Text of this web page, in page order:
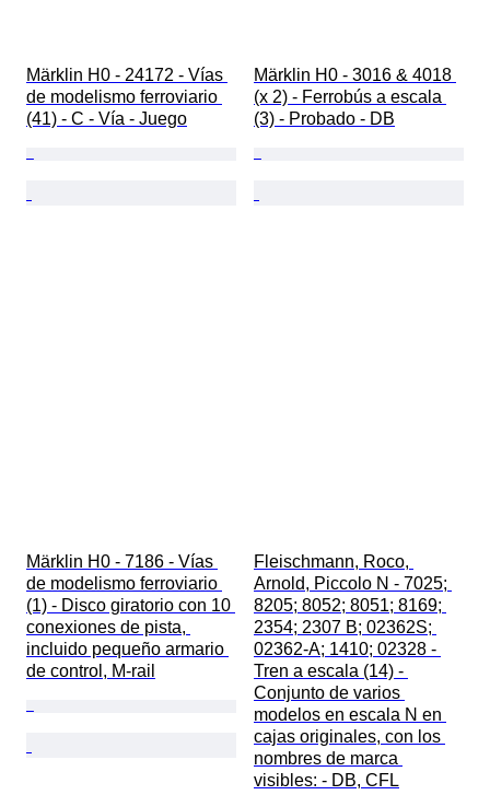
Märklin H0 - 24172 - Vías
de modelismo ferroviario
(41) - C - Vía - Juego
Märklin H0 - 3016 & 4018
(x 2) - Ferrobús a escala
(3) - Probado - DB
Märklin H0 - 7186 - Vías
de modelismo ferroviario
(1) - Disco giratorio con 10
conexiones de pista,
incluido pequeño armario
de control, M-rail
Fleischmann, Roco,
Arnold, Piccolo N - 7025;
8205; 8052; 8051; 8169;
2354; 2307 B; 02362S;
02362-A; 1410; 02328 -
Tren a escala (14) -
Conjunto de varios
modelos en escala N en
cajas originales, con los
nombres de marca
visibles: - DB, CFL